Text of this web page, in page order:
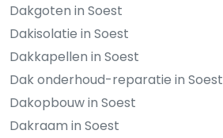
Dakgoten in Soest
Dakisolatie in Soest
Dakkapellen in Soest
Dak onderhoud-reparatie in Soest
Dakopbouw in Soest
Dakraam in Soest